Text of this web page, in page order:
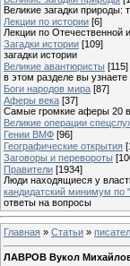
Великие загадки
Лекции по истории [6]
Лекции по Отечественной
Загадки истории [109]
загадки истории
Великие авантюристы [115]
в этом разделе вы
Боги народов мира [87]
Аферы века [37]
Самые громкие аферы 20
Великие операции
Гении ВМФ [96]
Географические открытия
Заговоры и перевороты
Правители [1934]
Люди находящиеся у
кандидатский минимум по
ответы на вопросы
Главная » Статьи »
ЛАВРОВ Вукол